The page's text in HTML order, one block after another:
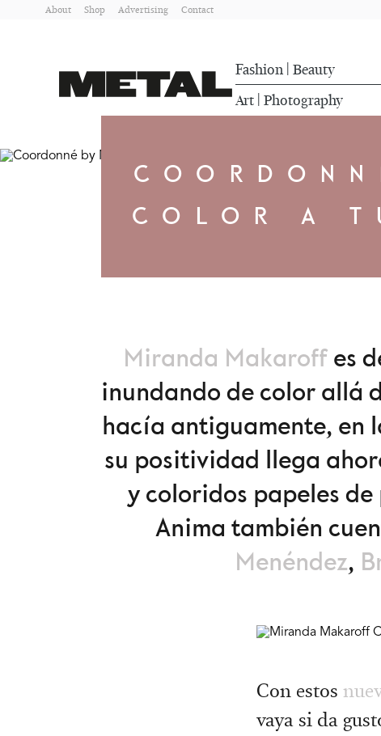
About Shop Advertising Contact
Fashion Beauty
Art Photography
COLOR A
Miranda Makaroff es
inundando de color allá
hacía antiguamente, en
su positividad llega
y coloridos papeles
Anima también
Menéndez,
Con estos
vaya si da